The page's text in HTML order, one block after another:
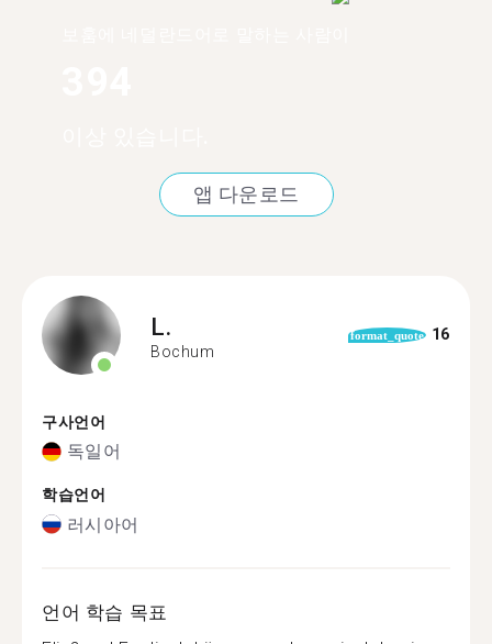
앱 다운로드
L.
Bochum
format_quote 16
구사언어
독일어
학습언어
러시아어
언어 학습 목표